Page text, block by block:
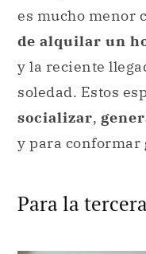
es mucho menor
de alquilar un
y la reciente
soledad. Estos
socializar,
y para conformar
Para la